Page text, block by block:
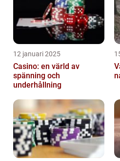
12 januari 2025
Casino: en värld av
spänning och
underhållning